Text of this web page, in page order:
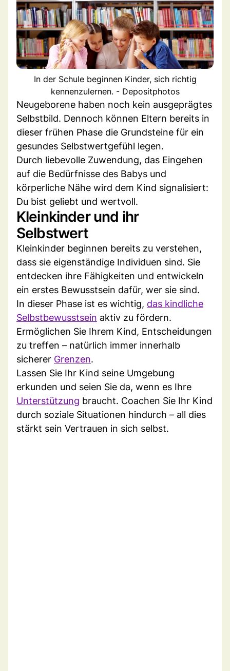
In der Schule beginnen Kinder, sich richtig
kennenzulernen. - Depositphotos
Neugeborene haben noch kein ausgeprägtes
Selbstbild. Dennoch können Eltern bereits in
dieser frühen Phase die Grundsteine für ein
gesundes Selbstwertgefühl legen.
Durch liebevolle Zuwendung, das Eingehen
auf die Bedürfnisse des Babys und
körperliche Nähe wird dem Kind signalisiert:
Du bist geliebt und wertvoll.
Kleinkinder und ihr
Selbstwert
Kleinkinder beginnen bereits zu verstehen,
dass sie eigenständige Individuen sind. Sie
entdecken ihre Fähigkeiten und entwickeln
ein erstes Bewusstsein dafür, wer sie sind.
In dieser Phase ist es wichtig, das kindliche
Selbstbewusstsein aktiv zu fördern.
Ermöglichen Sie Ihrem Kind, Entscheidungen
zu treffen – natürlich immer innerhalb
sicherer Grenzen.
Lassen Sie Ihr Kind seine Umgebung
erkunden und seien Sie da, wenn es Ihre
Unterstützung braucht. Coachen Sie Ihr Kind
durch soziale Situationen hindurch – all dies
stärkt sein Vertrauen in sich selbst.